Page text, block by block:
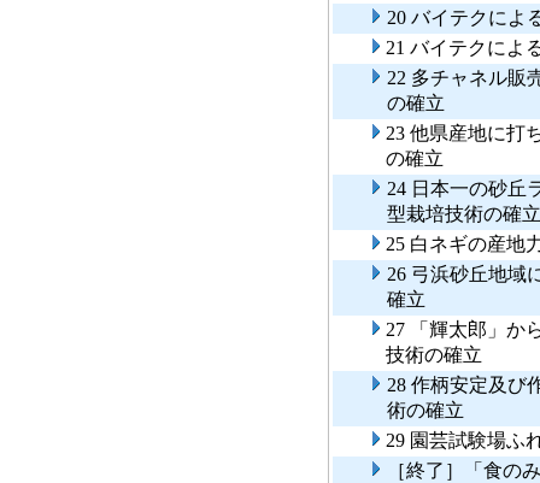
20 バイテクによ
21 バイテクによ
22 多チャネル販
の確立
23 他県産地に打
の確立
24 日本一の砂丘
型栽培技術の確立
25 白ネギの産地
26 弓浜砂丘地域
確立
27 「輝太郎」か
技術の確立
28 作柄安定及び
術の確立
29 園芸試験場ふ
［終了］「食の